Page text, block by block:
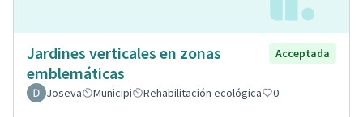
Jardines verticales en zonas
emblemáticas
Acceptada
Joseva Municipi Rehabilitación ecológica 0